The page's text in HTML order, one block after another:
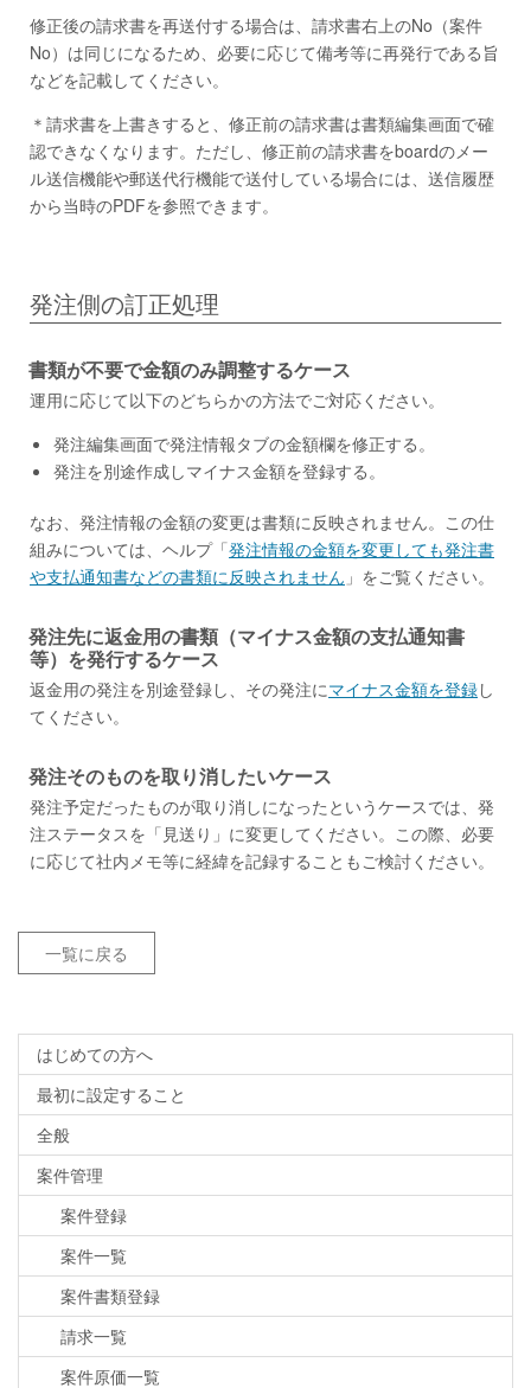
修正後の請求書を再送付する場合は、請求書右上のNo（案件
No）は同じになるため、必要に応じて備考等に再発行である旨
などを記載してください。
＊請求書を上書きすると、修正前の請求書は書類編集画面で確
認できなくなります。ただし、修正前の請求書をboardのメー
ル送信機能や郵送代行機能で送付している場合には、送信履歴
から当時のPDFを参照できます。
発注側の訂正処理
書類が不要で金額のみ調整するケース
運用に応じて以下のどちらかの方法でご対応ください。
発注編集画面で発注情報タブの金額欄を修正する。
発注を別途作成しマイナス金額を登録する。
なお、発注情報の金額の変更は書類に反映されません。この仕
組みについては、ヘルプ「発注情報の金額を変更しても発注書
や支払通知書などの書類に反映されません 」をご覧ください。
発注先に返金用の書類（マイナス金額の支払通知書
等）を発行するケース
返金用の発注を別途登録し、その発注にマイナス金額を登録し
てください。
発注そのものを取り消したいケース
発注予定だったものが取り消しになったというケースでは、発
注ステータスを「見送り」に変更してください。この際、必要
に応じて社内メモ等に経緯を記録することもご検討ください。
一覧に戻る
はじめての方へ
最初に設定すること
全般
案件管理
案件登録
案件一覧
案件書類登録
請求一覧
案件原価一覧